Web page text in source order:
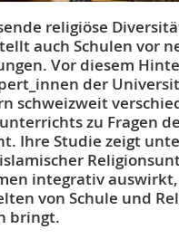
religiöse
auch Schulen vor
Vor diesem
der
schweizweit
zu Fragen
Ihre Studie zeigt
integrativ
von Schule und
bringt.